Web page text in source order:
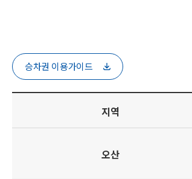
승차권 이용가이드
지역
오산